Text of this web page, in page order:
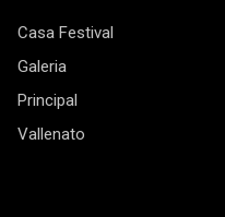
Casa Festival
Galeria
Principal
Vallenato